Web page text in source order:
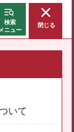
検索
メニュー
閉じる
いて